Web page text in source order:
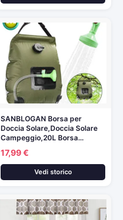
SANBLOGAN Borsa per
Doccia Solare,Doccia Solare
Campeggio,20L Borsa…
17,99 €
Vedi storico